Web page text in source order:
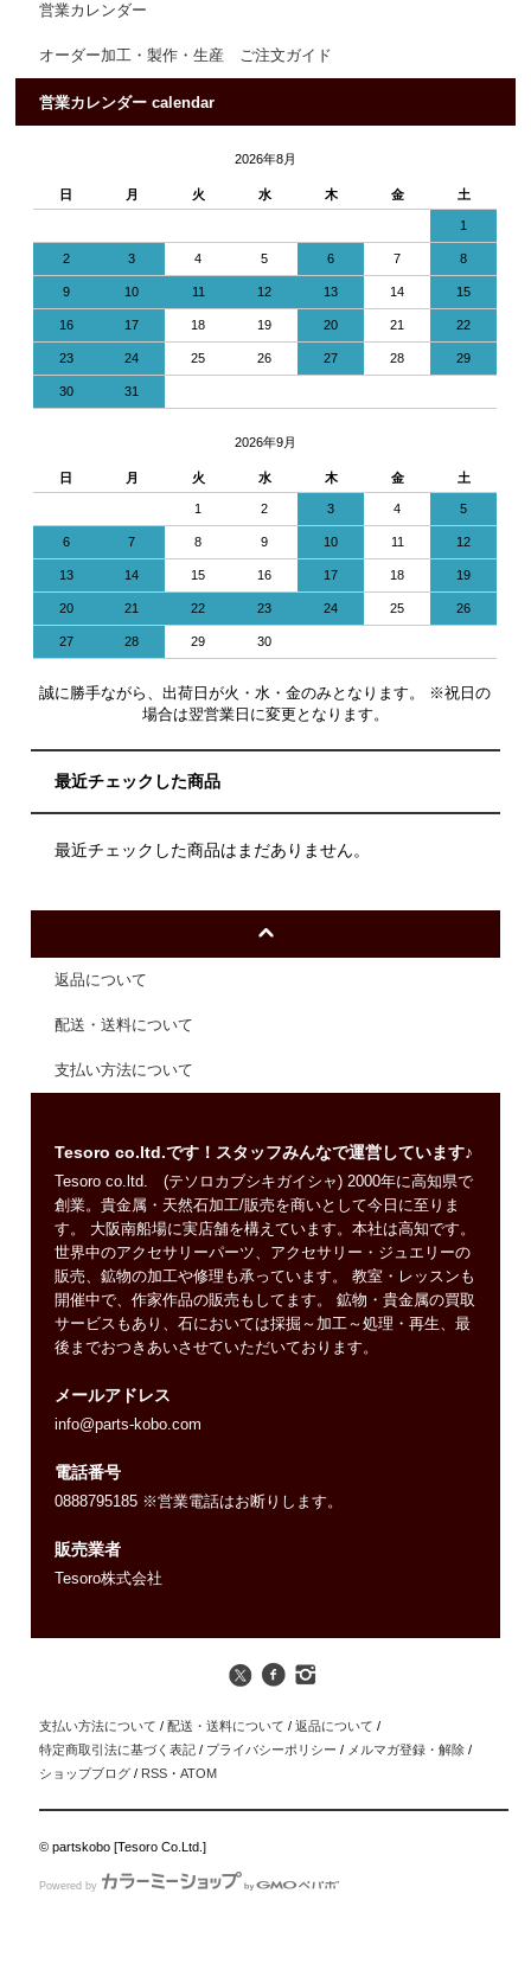
営業カレンダー
オーダー加工・製作・生産 ご注文ガイド
営業カレンダー calendar
2026年8月
日 月 火 水 木 金 土
1
2 3 4 5 6 7 8
9 10 11 12 13 14 15
16 17 18 19 20 21 22
23 24 25 26 27 28 29
30 31
2026年9月
日 月 火 水 木 金 土
1 2 3 4 5
6 7 8 9 10 11 12
13 14 15 16 17 18 19
20 21 22 23 24 25 26
27 28 29 30
誠に勝手ながら、出荷日が火・水・金のみとなります。 ※祝日の
場合は翌営業日に変更となります。
最近チェックした商品
最近チェックした商品はまだありません。
返品について
配送・送料について
支払い方法について
Tesoro co.ltd.です！スタッフみんなで運営しています♪
Tesoro co.ltd. (テソロカブシキガイシャ) 2000年に高知県で
創業。貴金属・天然石加工/販売を商いとして今日に至りま
す。 大阪南船場に実店舗を構えています。本社は高知です。
世界中のアクセサリーパーツ、アクセサリー・ジュエリーの
販売、鉱物の加工や修理も承っています。 教室・レッスンも
開催中で、作家作品の販売もしてます。 鉱物・貴金属の買取
サービスもあり、石においては採掘～加工～処理・再生、最
後までおつきあいさせていただいております。
メールアドレス
info@parts-kobo.com
電話番号
0888795185 ※営業電話はお断りします。
販売業者
Tesoro株式会社
支払い方法について / 配送・送料について / 返品について /
特定商取引法に基づく表記 / プライバシーポリシー / メルマガ登録・解除 /
ショップブログ / RSS ・ATOM
© partskobo [Tesoro Co.Ltd.]
Powered by